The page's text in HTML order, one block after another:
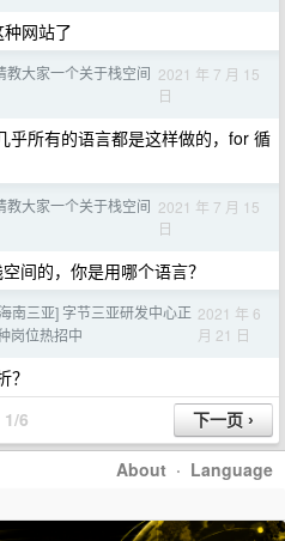
网站了
教大家一个关于栈空间 2021 年 7 月 15
日
乎所有的语言都是这样做的，for 循
教大家一个关于栈空间 2021 年 7 月 15
日
间的，你是用哪个语言？
南三亚] 字节三亚研发中心正
岗位热招中
2021 年 6
月 21 日
？
1/6
About · Language